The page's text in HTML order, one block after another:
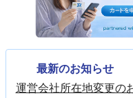
最新のお知らせ
運営会社所在地変更の